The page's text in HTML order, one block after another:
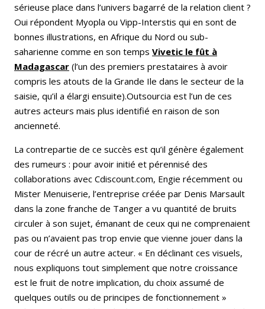
sérieuse place dans l’univers bagarré de la relation client ?
Oui répondent Myopla ou Vipp-Interstis qui en sont de
bonnes illustrations, en Afrique du Nord ou sub-
saharienne comme en son temps Vivetic le fût à
Madagascar (l’un des premiers prestataires à avoir
compris les atouts de la Grande Ile dans le secteur de la
saisie, qu’il a élargi ensuite).Outsourcia est l’un de ces
autres acteurs mais plus identifié en raison de son
ancienneté.
La contrepartie de ce succès est qu’il génère également
des rumeurs : pour avoir initié et pérennisé des
collaborations avec Cdiscount.com, Engie récemment ou
Mister Menuiserie, l’entreprise créée par Denis Marsault
dans la zone franche de Tanger a vu quantité de bruits
circuler à son sujet, émanant de ceux qui ne comprenaient
pas ou n’avaient pas trop envie que vienne jouer dans la
cour de récré un autre acteur. « En déclinant ces visuels,
nous expliquons tout simplement que notre croissance
est le fruit de notre implication, du choix assumé de
quelques outils ou de principes de fonctionnement »